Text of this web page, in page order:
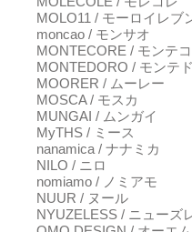
MOLO11 / モーロイレブ
moncao / モンサオ
MONTECORE / モンテ
MONTEDORO / モンテ
MOORER / ムーレー
MOSCA / モスカ
MUNGAI / ムンガイ
MyTHS / ミース
nanamica / ナナミカ
NILO / ニロ
nomiamo / ノミアモ
NUUR / ヌール
NYUZELESS / ニューズ